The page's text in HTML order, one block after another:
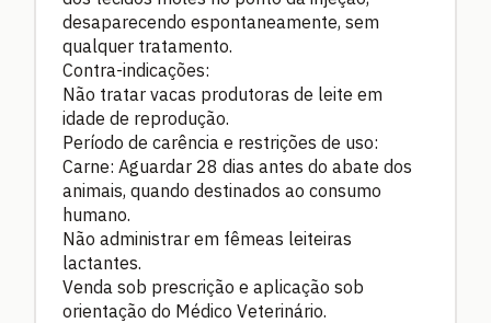
desaparecendo espontaneamente, sem
qualquer tratamento.
Contra-indicações:
Não tratar vacas produtoras de leite em
idade de reprodução.
Período de carência e restrições de uso:
Carne: Aguardar 28 dias antes do abate dos
animais, quando destinados ao consumo
humano.
Não administrar em fêmeas leiteiras
lactantes.
Venda sob prescrição e aplicação sob
orientação do Médico Veterinário.